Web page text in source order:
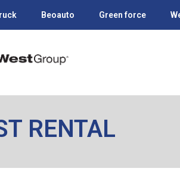
Beoauto Green force
RENTAL